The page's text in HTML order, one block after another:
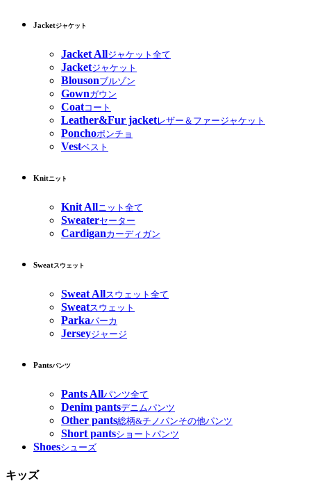
Jacketジャケット
Jacket Allジャケット全て
Jacketジャケット
Blousonブルゾン
Gownガウン
Coatコート
Leather&Fur jacketレザー＆ファージャケット
Ponchoポンチョ
Vestベスト
Knitニット
Knit Allニット全て
Sweaterセーター
Cardiganカーディガン
Sweatスウェット
Sweat Allスウェット全て
Sweatスウェット
Parkaパーカ
Jerseyジャージ
Pantsパンツ
Pants Allパンツ全て
Denim pantsデニムパンツ
Other pants総柄&チノパンその他パンツ
Short pantsショートパンツ
Shoesシューズ
キッズ